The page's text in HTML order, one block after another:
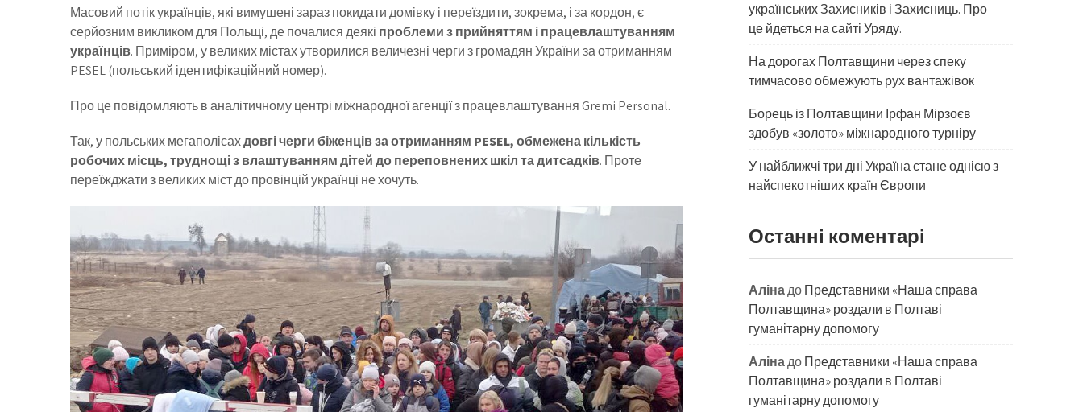
Масовий потік українців, які вимушені зараз покидати домівку і переїздити, зокрема, і за кордон, є
серйозним викликом для Польщі, де почалися деякі проблеми з прийняттям і працевлаштуванням
українців. Приміром, у великих містах утворилися величезні черги з громадян України за отриманням
PESEL (польський ідентифікаційний номер).
Про це повідомляють в аналітичному центрі міжнародної агенції з працевлаштування Gremi Personal.
Так, у польських мегаполісахдовгі черги біженців за отриманням PESEL, обмежена кількість
робочих місць, труднощі з влаштуванням дітей до переповнених шкіл та дитсадків. Проте
переїжджати з великих міст до провінцій українці не хочуть.
українських Захисників і Захисниць. Про
це йдеться на сайті Уряду.
На дорогах Полтавщини через спеку
тимчасово обмежують рух вантажівок
Борець із Полтавщини Ірфан Мірзоєв
здобув «золото» міжнародного турніру
​У найближчі три дні Україна стане однією з
найспекотніших країн Європи
Останні коментарі
АлінадоПредставники «Наша справа
Полтавщина» роздали в Полтаві
гуманітарну допомогу
АлінадоПредставники «Наша справа
Полтавщина» роздали в Полтаві
гуманітарну допомогу